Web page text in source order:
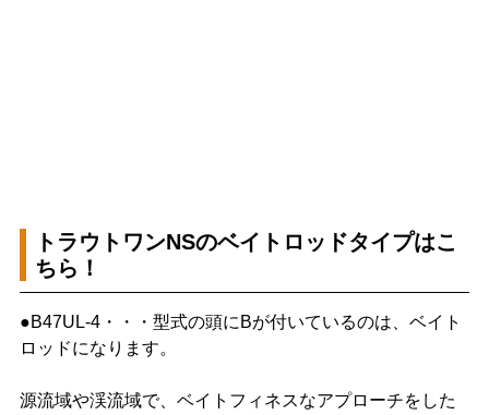
トラウトワンNSのベイトロッドタイプはこ
ちら！
●B47UL-4・・・型式の頭にBが付いているのは、ベイト
ロッドになります。
源流域や渓流域で、ベイトフィネスなアプローチをした